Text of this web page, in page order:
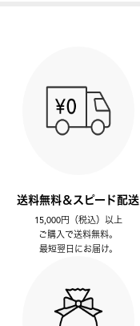
送料無料＆スピード配送
15,000円（税込）以上
ご購入で送料無料。
最短翌日にお届け。